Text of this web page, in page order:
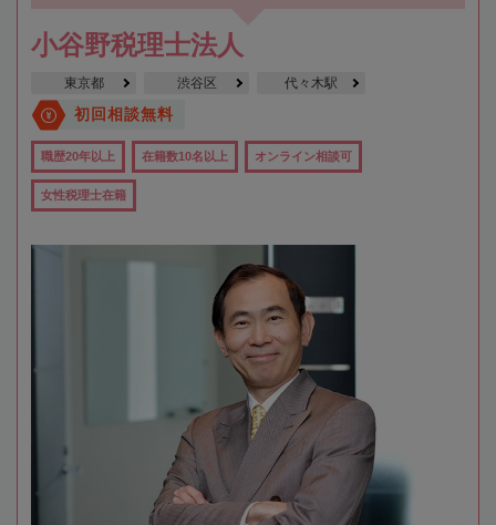
小谷野税理士法人
東京都 渋谷区 代々木駅
初回相談無料
職歴20年以上 在籍数10名以上 オンライン相談可
女性税理士在籍